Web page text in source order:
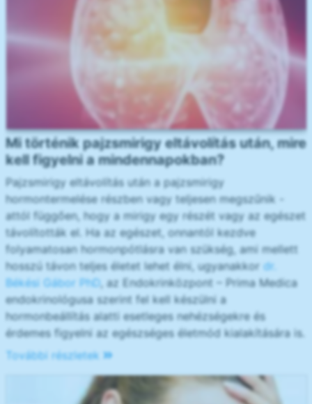
Mi történik pajzsmirigy eltávolítás után, mire
kell figyelni a mindennapokban?
Pajzsmirigy eltávolítás után a pajzsmirigy
hormontermelése részben vagy teljesen megszűnik -
attól függően, hogy a mirigy egy részét vagy az egészet
távolították el. Ha az egészet, onnantól kezdve
folyamatosan hormonpótlásra van szükség, ami mellett
hosszú távon teljes életet lehet élni, ugyanakkor dr.
Békési Gábor PhD
, az Endokrinközpont – Prima Medica
endokrinológusa szerint fel kell készülni a
hormonbeállítás alatti esetleges nehézségekre és
érdemes figyelni az egészséges életmód kialakítására is.
További részletek